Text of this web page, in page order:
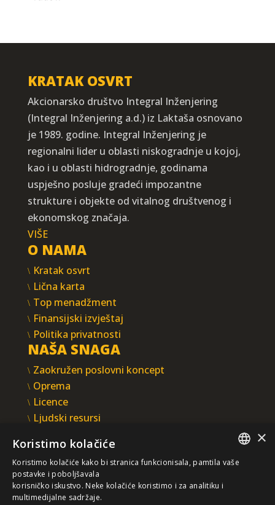
KRATAK OSVRT
Akcionarsko društvo Integral Inženjering
(Integral Inženjering a.d.) iz Laktaša osnovano
je 1989. godine. Integral Inženjering je
regionalni lider u oblasti niskogradnje u kojoj,
kao i u oblasti hidrogradnje, godinama
uspješno posluje gradeći impozantne
strukture i objekte od vitalnog društvenog i
ekonomskog značaja.
VIŠE
O NAMA
Kratak osvrt
Lična karta
Top menadžment
Finansijski izvještaj
Politika privatnosti
NAŠA SNAGA
Zaokružen poslovni koncept
Oprema
Licence
Ljudski resursi
INTEGRAL INŽENJERING A.D.
Omladinska 44, 78250 Laktaši
+387 (0)51 337 401
+387 (0)51 337 491
×
Koristimo kolačiće
Koristimo kolačiće kako bi stranica funkcionisala, pamtila vaše
postavke i poboljšavala
korisničko iskustvo. Neke kolačiće koristimo i za analitiku i
multimedijalne sadržaje.